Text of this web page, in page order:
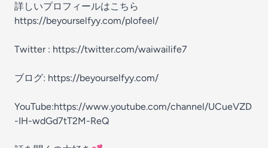
詳しいプロフィールはこちら
https://beyourselfyy.com/plofeel/
Twitter : https://twitter.com/waiwailife7
ブログ: https://beyourselfyy.com/
YouTube:https://www.youtube.com/channel/UCueVZD
-IH-wdGd7tT2M-ReQ